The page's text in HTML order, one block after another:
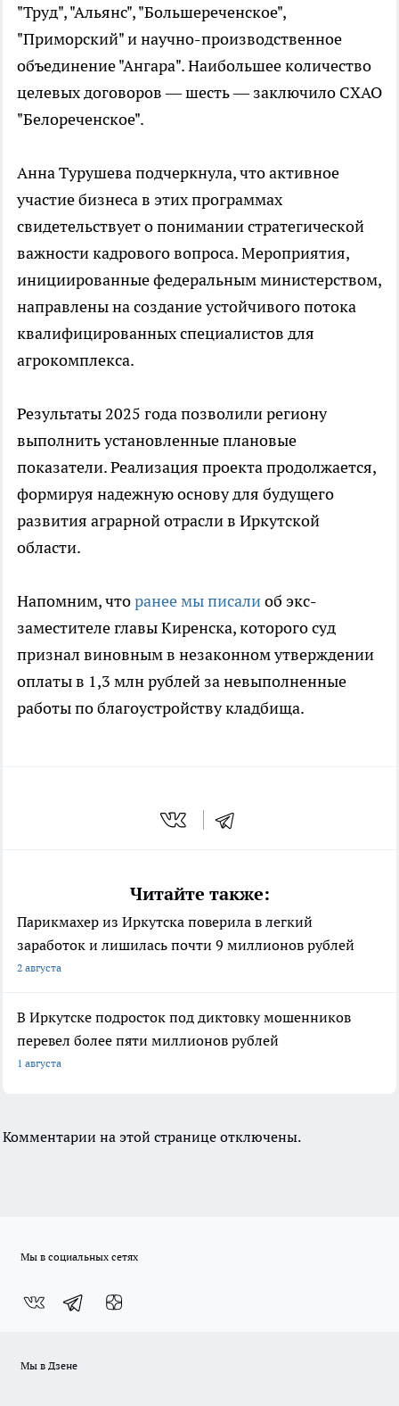
"Труд", "Альянс", "Большереченское",
"Приморский" и научно-производственное
объединение "Ангара". Наибольшее количество
целевых договоров — шесть — заключило СХАО
"Белореченское".
Анна Турушева подчеркнула, что активное
участие бизнеса в этих программах
свидетельствует о понимании стратегической
важности кадрового вопроса. Мероприятия,
инициированные федеральным министерством,
направлены на создание устойчивого потока
квалифицированных специалистов для
агрокомплекса.
Результаты 2025 года позволили региону
выполнить установленные плановые
показатели. Реализация проекта продолжается,
формируя надежную основу для будущего
развития аграрной отрасли в Иркутской
области.
Напомним, чторанее мы писалиоб экс-
заместителе главы Киренска, которого суд
признал виновным в незаконном утверждении
оплаты в 1,3 млн рублей за невыполненные
работы по благоустройству кладбища.
Читайте также:
Парикмахер из Иркутска поверила в легкий
заработок и лишилась почти 9 миллионов рублей
2 августа
В Иркутске подросток под диктовку мошенников
перевел более пяти миллионов рублей
1 августа
Комментарии на этой странице отключены.
Мы в социальных сетях
Мы в Дзене